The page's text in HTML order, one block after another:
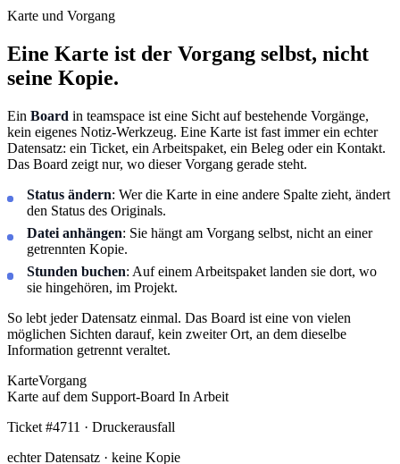
Karte und Vorgang
Eine Karte ist der Vorgang selbst, nicht
seine Kopie.
Ein Board in teamspace ist eine Sicht auf bestehende Vorgänge,
kein eigenes Notiz-Werkzeug. Eine Karte ist fast immer ein echter
Datensatz: ein Ticket, ein Arbeitspaket, ein Beleg oder ein Kontakt.
Das Board zeigt nur, wo dieser Vorgang gerade steht.
Status ändern: Wer die Karte in eine andere Spalte zieht, ändert
den Status des Originals.
Datei anhängen: Sie hängt am Vorgang selbst, nicht an einer
getrennten Kopie.
Stunden buchen: Auf einem Arbeitspaket landen sie dort, wo
sie hingehören, im Projekt.
So lebt jeder Datensatz einmal. Das Board ist eine von vielen
möglichen Sichten darauf, kein zweiter Ort, an dem dieselbe
Information getrennt veraltet.
KarteVorgang
Karte auf dem Support-Board In Arbeit
Ticket #4711 · Druckerausfall
echter Datensatz · keine Kopie